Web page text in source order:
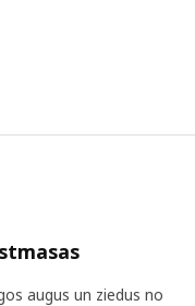
augus un ziedus no